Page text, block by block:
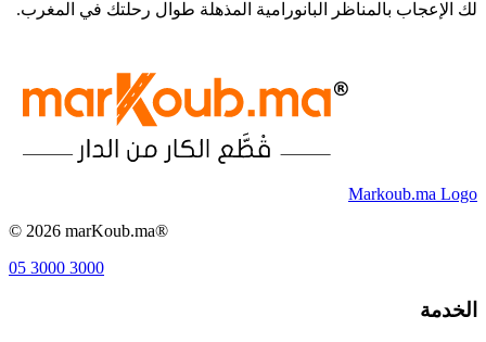
لك الإعجاب بالمناظر البانورامية المذهلة طوال رحلتك في المغرب.
Markoub.ma Logo
© 2026 marKoub.ma®
05 3000 3000
الخدمة